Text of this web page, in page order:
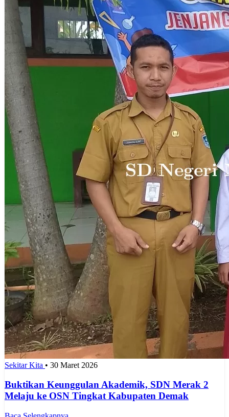
Sekitar Kita • 30 Maret 2026
Buktikan Keunggulan Akademik, SDN Merak 2
Melaju ke OSN Tingkat Kabupaten Demak